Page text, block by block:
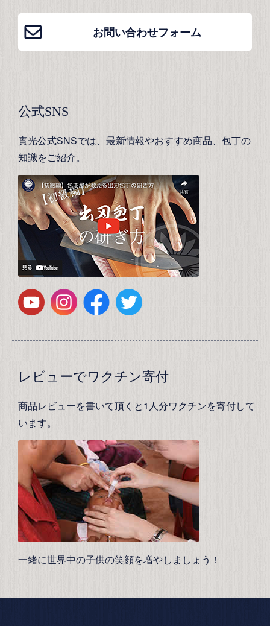
お問い合わせフォーム
公式SNS
實光公式SNSでは、最新情報やおすすめ商品、包丁の
知識をご紹介。
レビューでワクチン寄付
商品レビューを書いて頂くと1人分ワクチンを寄付して
います。
一緒に世界中の子供の笑顔を増やしましょう！